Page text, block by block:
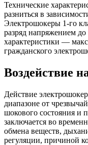
Технические
разниться в
Электрошокеры 1-го
разряд напряжением
характеристики —
гражданского
Воздействие
Действие
диапазоне от
шокового состояния и
заключается во
обмена веществ,
регуляции, причиной